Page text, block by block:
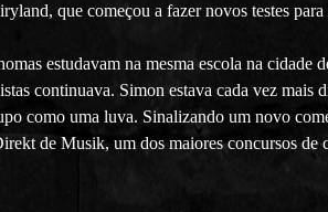
que começou a fazer novos testes
estudavam na mesma escola na cidade
continuava. Simon estava cada vez mais
como uma luva. Sinalizando um novo
de Musik, um dos maiores concursos de